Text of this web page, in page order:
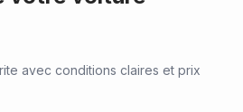
avec conditions claires et prix